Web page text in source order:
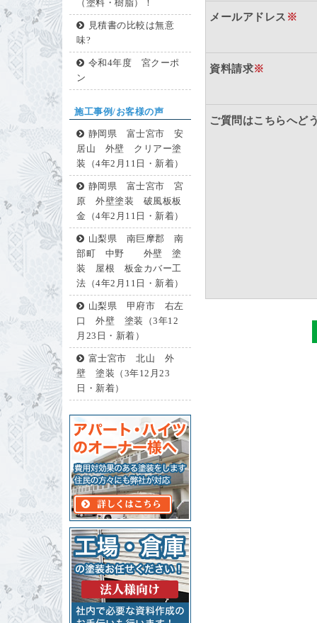
（塗料・樹脂）！
見積書の比較は無意
味?
令和4年度 宮クーポ
ン
施工事例/お客様の声
静岡県 富士宮市 安
居山 外壁 クリアー塗
装（4年2月11日・新着）
静岡県 富士宮市 宮
原 外壁塗装 破風板板
金（4年2月11日・新着）
山梨県 南巨摩郡 南
部町 中野 外壁 塗
装 屋根 板金カバー工
法（4年2月11日・新着）
山梨県 甲府市 右左
口 外壁 塗装（3年12
月23日・新着）
富士宮市 北山 外
壁 塗装（3年12月23
日・新着）
メールアドレス ※
資料請求※
ご質問はこちらへど